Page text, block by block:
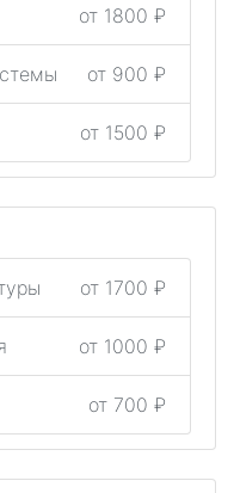
от 1800 ₽
от 900 ₽
от 1500 ₽
от 1700 ₽
от 1000 ₽
от 700 ₽